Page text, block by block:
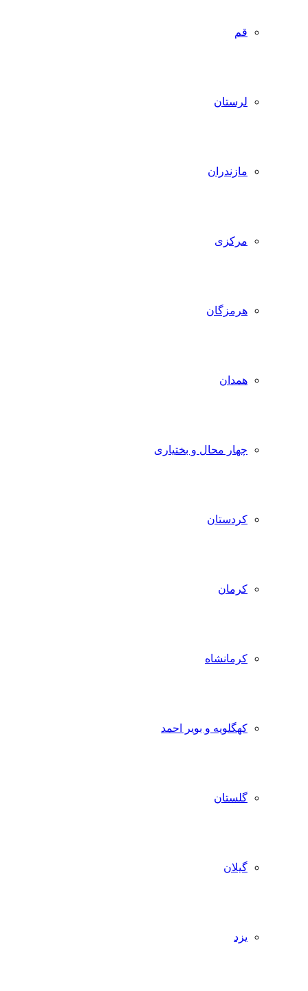
قم
لرستان
مازندران
مرکزی
هرمزگان
همدان
چهار محال و بختیاری
کردستان
کرمان
کرمانشاه
کهگلویه و بویر احمد
گلستان
گیلان
یزد